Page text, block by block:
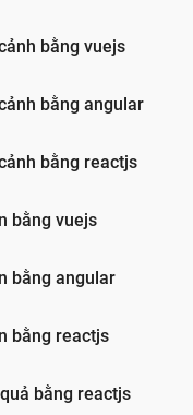
bằng vuejs
bằng angular
bằng reactjs
bằng vuejs
bằng angular
bằng reactjs
bằng reactjs